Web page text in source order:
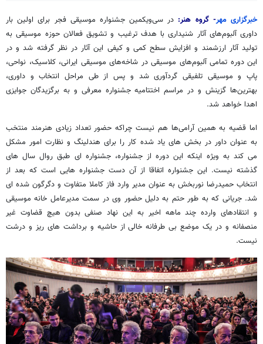
خبرگزاری مهر- گروه هنر: در سی‌ویکمین جشنواره‌ موسیقی فجر برای اولین بار
داوری آلبوم‌های آثار شنیداری با هدف ترغیب و تشویق فعالان حوزه موسیقی به
تولید آثار ارزشمند و افزایش سطح کمی و کیفی این آثار در نظر گرفته شد و در
این دوره تمامی آلبوم‌های موسیقی در شاخه‌های موسیقی ایرانی، کلاسیک، نواحی،
پاپ و موسیقی تلفیقی گردآوری شد و پس از طی مراحل انتخاب و داوری،
بهترین‌ها گزینش و در مراسم اختتامیه جشنواره معرفی و به برگزیدگان جوایزی
اهدا خواهد شد.
اما قضیه به همین آرامی‌ها هم نیست چراکه حضور تعداد زیادی هنرمند منتخب
به عنوان داور در بخش های یاد شده کار را برای هندلینگ و نظارت امور مشکل
می کند به ویژه اینکه این دوره از جشنواره، جشنواره ای طبق روال سال های
گذشته نیست. این جشنواره اتفاقا از آن دست جشنواره هایی است که بعد از
انتخاب حمیدرضا نوربخش به عنوان مدیر وارد فاز کاملا متفاوت و دگرگون شده ای
شد. جریانی که به طور حتم به دلیل حضور وی در سمت مدیرعامل خانه موسیقی
و انتقادهای وارده چند ماهه اخیر به این نهاد صنفی بدون هیچ قضاوت غیر
منصفانه و در یک موضع بی طرفانه خالی از حاشیه و برداشت های ریز و درشت
نیست.